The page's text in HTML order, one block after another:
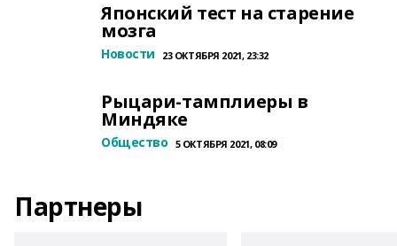
Японский тест на старение
мозга
Новости 23 ОКТЯБРЯ 2021, 23:32
Рыцари-тамплиеры в
Миндяке
Общество 5 ОКТЯБРЯ 2021, 08:09
Партнеры